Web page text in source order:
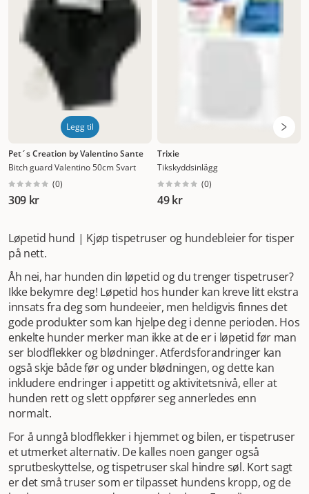
Legg til
Pet´s Creation by Valentino Sante
Bitch guard Valentino 50cm Svart
(0)
309 kr
Trixie
Tikskyddsinlägg
(0)
49 kr
Løpetid hund | Kjøp tispetruser og hundebleier for tisper
på nett.
Åh nei, har hunden din løpetid og du trenger tispetruser?
Ikke bekymre deg! Løpetid hos hunder kan kreve litt ekstra
innsats fra deg som hundeeier, men heldigvis finnes det
gode produkter som kan hjelpe deg i denne perioden. Hos
enkelte hunder merker man ikke at de er i løpetid før man
ser blodflekker og blødninger. Atferdsforandringer kan
også skje både før og under blødningen, og dette kan
inkludere endringer i appetitt og aktivitetsnivå, eller at
hunden rett og slett oppfører seg annerledes enn
normalt.
For å unngå blodflekker i hjemmet og bilen, er tispetruser
et utmerket alternativ. De kalles noen ganger også
sprutbeskyttelse, og tispetruser skal hindre søl. Kort sagt
er det små truser som er tilpasset hundens kropp, og de